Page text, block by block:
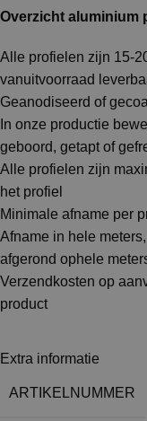
Overzicht aluminium
Alle profielen zijn 15-
vanuitvoorraad
Geanodiseerd of
In onze productie
geboord, getapt of
Alle profielen zijn
het profiel
Minimale afname per
Afname in hele
afgerond ophele
Verzendkosten op
product
Extra informatie
ARTIKELNUMMER